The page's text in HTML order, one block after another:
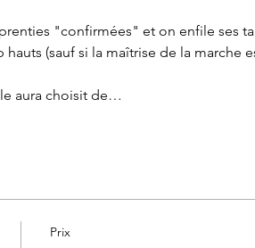
"confirmées" et on enfile ses
(sauf si la maîtrise de la
aura choisit de…
Prix